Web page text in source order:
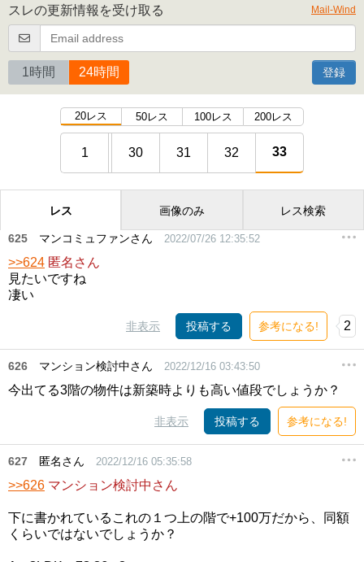
スレの更新情報を受け取る Mail-Wind
1時間 24時間 登録
20レス 50レス 100レス 200レス
1 30 31 32 33
レス 画像のみ レス検索
625 マンコミュファンさん 2022/07/26 12:35:52
>>624 匿名さん
見たいですね
凄い
非表示 投稿する 参考になる! 2
626 マンション検討中さん 2022/12/16 03:43:50
今出てる3階の物件は新築時よりも高い値段でしょうか？
非表示 投稿する 参考になる!
627 匿名さん 2022/12/16 05:35:58
>>626 マンション検討中さん
下に書かれているこれの１つ上の階で+100万だから、同額
くらいではないでしょうか？